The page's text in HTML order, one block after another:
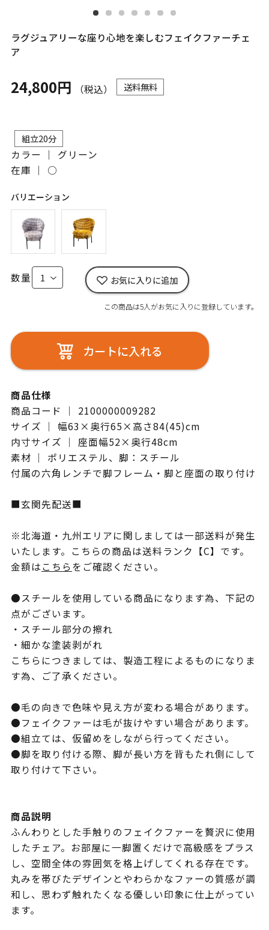
ラグジュアリーな座り心地を楽しむフェイクファーチェ
ア
24,800円 （税込） 送料無料
組立20分
カラー ｜ グリーン
在庫 ｜ ○
バリエーション
数量 お気に入りに追加
この商品は5人がお気に入りに登録しています。
カートに入れる
商品仕様
商品コード ｜ 2100000009282
サイズ ｜ 幅63×奥行65×高さ84(45)cm
内寸サイズ ｜ 座面幅52×奥行48cm
素材 ｜ ポリエステル、脚：スチール
付属の六角レンチで脚フレーム・脚と座面の取り付け
■玄関先配送■
※北海道・九州エリアに関しましては一部送料が発生
いたします。こちらの商品は送料ランク【C】です。
金額はこちらをご確認ください。
●スチールを使用している商品になります為、下記の
点がございます。
・スチール部分の擦れ
・細かな塗装剥がれ
こちらにつきましては、製造工程によるものになりま
す為、ご了承ください。
●毛の向きで色味や見え方が変わる場合があります。
●フェイクファーは毛が抜けやすい場合があります。
●組立ては、仮留めをしながら行ってください。
●脚を取り付ける際、脚が長い方を背もたれ側にして
取り付けて下さい。
商品説明
ふんわりとした手触りのフェイクファーを贅沢に使用
したチェア。お部屋に一脚置くだけで高級感をプラス
し、空間全体の雰囲気を格上げしてくれる存在です。
丸みを帯びたデザインとやわらかなファーの質感が調
和し、思わず触れたくなる優しい印象に仕上がってい
ます。